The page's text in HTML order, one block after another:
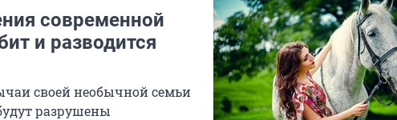
современной
и разводится
своей необычной семьи
разрушены